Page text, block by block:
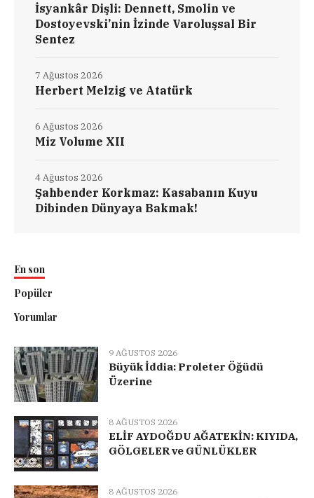
İsyankâr Dişli: Dennett, Smolin ve
Dostoyevski’nin İzinde Varoluşsal Bir
Sentez
Herbert Melzig ve Atatürk
7 Ağustos 2026
Miz Volume XII
6 Ağustos 2026
Şahbender Korkmaz: Kasabanın Kuyu
Dibinden Dünyaya Bakmak!
4 Ağustos 2026
En son
Popüler
Yorumlar
9 AĞUSTOS 2026
Büyük İddia: Proleter Öğüdü
Üzerine
8 AĞUSTOS 2026
ELİF AYDOĞDU AĞATEKİN: KIYIDA,
GÖLGELER ve GÜNLÜKLER
8 AĞUSTOS 2026